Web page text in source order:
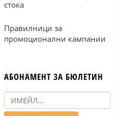
стока
Правилници за
промоционални кампании
АБОНАМЕНТ ЗА БЮЛЕТИН